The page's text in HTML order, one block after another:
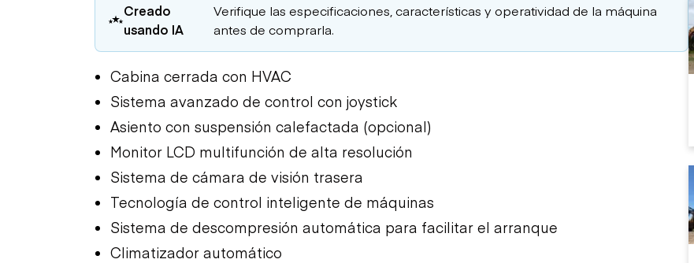
Creado
usando IA
Verifique las especificaciones, características y operatividad de la máquina
antes de comprarla.
Cabina cerrada con HVAC
Sistema avanzado de control con joystick
Asiento con suspensión calefactada (opcional)
Monitor LCD multifunción de alta resolución
Sistema de cámara de visión trasera
Tecnología de control inteligente de máquinas
Sistema de descompresión automática para facilitar el arranque
Climatizador automático